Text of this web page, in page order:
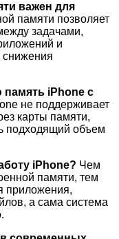
важен для
памяти позволяет
задачами,
и
снижения
iPhone с
не поддерживает
карты памяти,
подходящий объем
iPhone? Чем
памяти, тем
приложения,
а сама система